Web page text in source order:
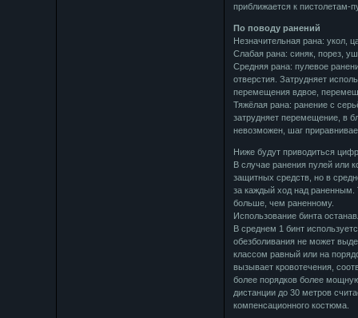
приближается к пистолетам-
По поводу ранений
Незначительная рана: укол,
Слабая рана: синяк, порез,
Средняя рана: пулевое
отверстия. Затрудняет
перемещения вдвое,
Тяжёлая рана: ранение с
затрудняет перемещение, в
невозможен, шаг
Ниже будут приводиться
В случае ранения пулей или
защитных средств, но в
за каждый ход над раненным.
больше, чем раненному.
Использование бинта
В среднем 1 бинт
обезболивания не может
классом равный или на
вызывает кровотечения,
более порядков более
дистанции до 30 метров
компенсационного костюма.